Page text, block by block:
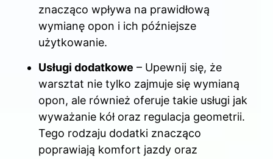
znacząco wpływa na prawidłową
wymianę opon i ich późniejsze
użytkowanie.
Usługi dodatkowe – Upewnij się, że
warsztat nie tylko zajmuje się wymianą
opon, ale również oferuje takie usługi jak
wyważanie kół oraz regulacja geometrii.
Tego rodzaju dodatki znacząco
poprawiają komfort jazdy oraz